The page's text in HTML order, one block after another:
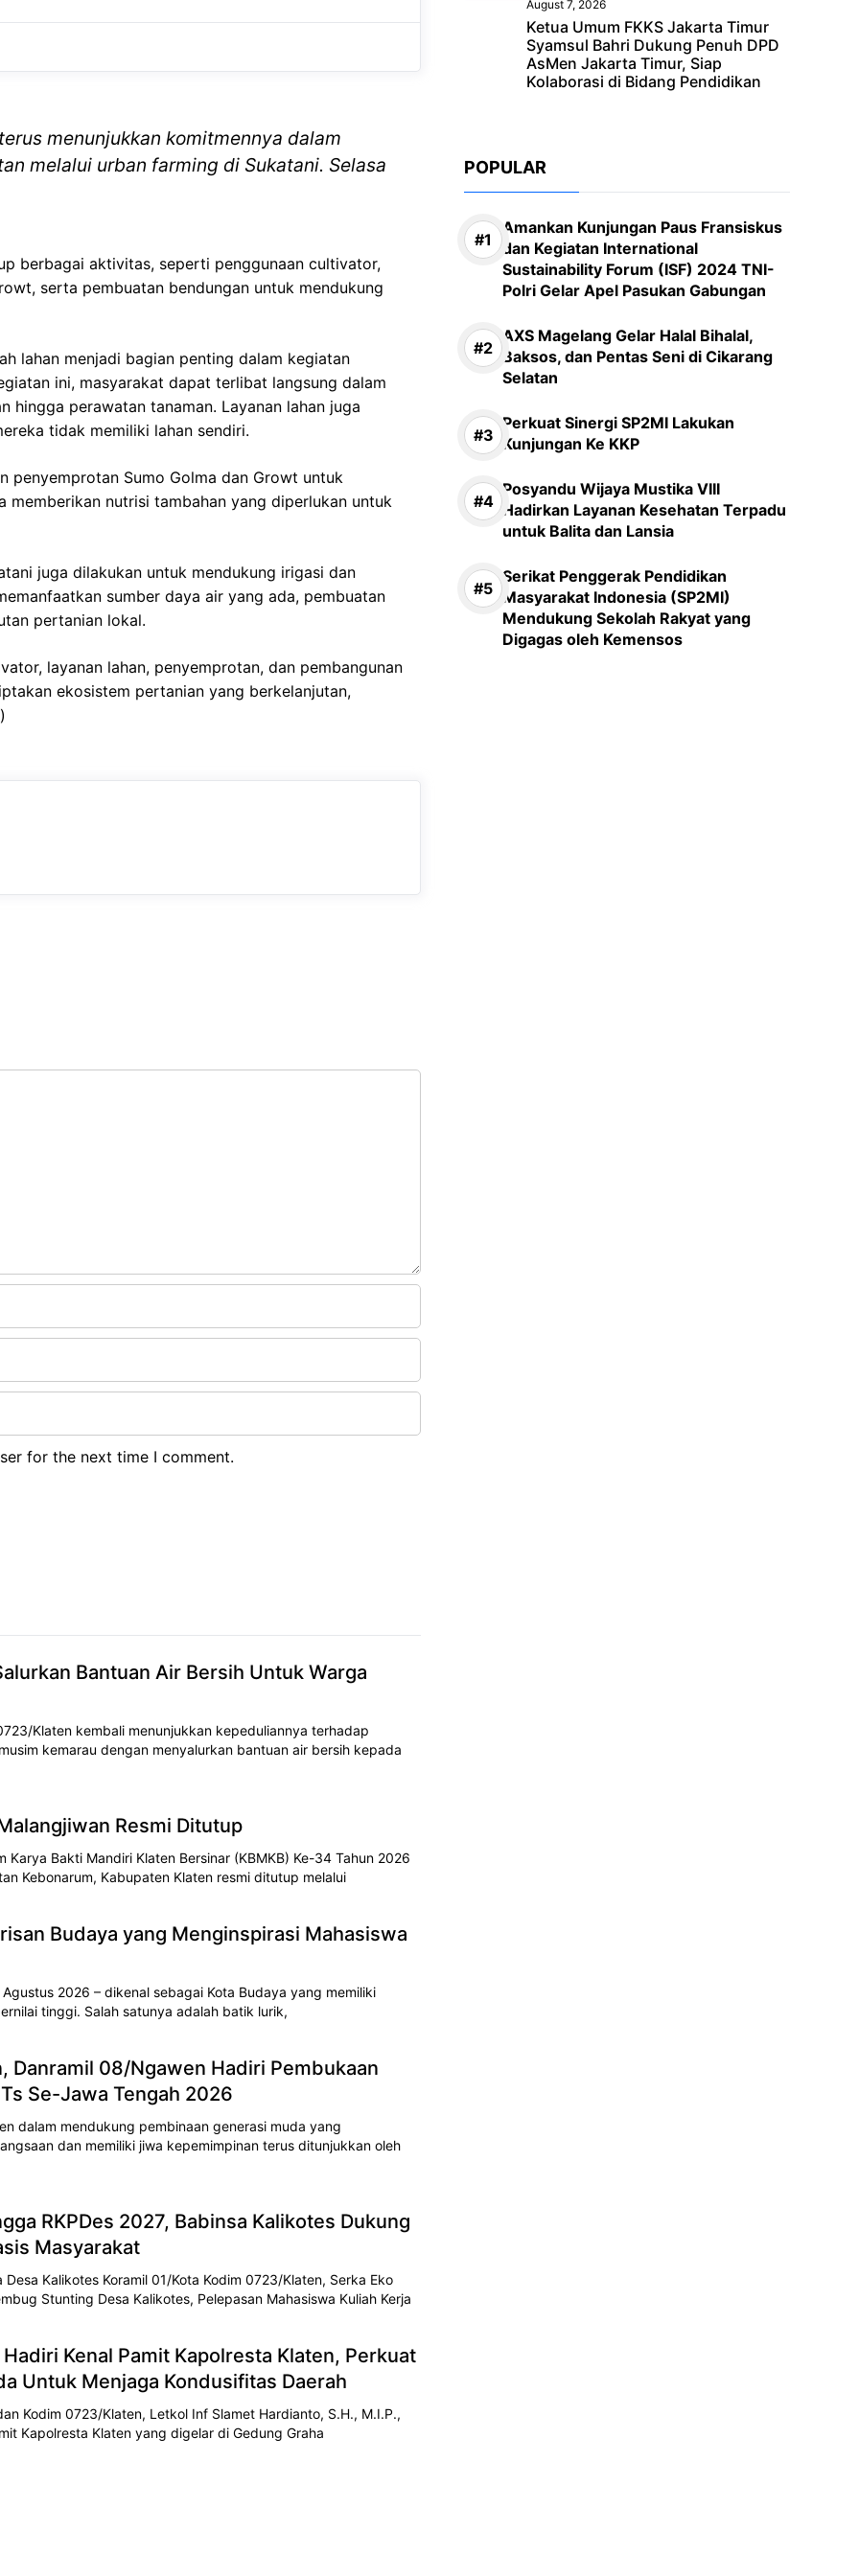
o
k
A
p
a
menunjukkan komitmennya dalam
melalui urban farming di Sukatani. Selasa
berbagai aktivitas, seperti penggunaan cultivator,
serta pembuatan bendungan untuk mendukung
lahan menjadi bagian penting dalam kegiatan
ini, masyarakat dapat terlibat langsung dalam
hingga perawatan tanaman. Layanan lahan juga
tidak memiliki lahan sendiri.
penyemprotan Sumo Golma dan Growt untuk
nutrisi tambahan yang diperlukan untuk
juga dilakukan untuk mendukung irigasi dan
sumber daya air yang ada, pembuatan
pertanian lokal.
layanan lahan, penyemprotan, dan pembangunan
ekosistem pertanian yang berkelanjutan,
for the next time I comment.
Bantuan Air Bersih Untuk Warga
Klaten kembali menunjukkan kepeduliannya terhadap
kemarau dengan menyalurkan bantuan air bersih kepada
Resmi Ditutup
Karya Bakti Mandiri Klaten Bersinar (KBMKB) Ke-34 Tahun 2026
Kebonarum, Kabupaten Klaten resmi ditutup melalui
Budaya yang Menginspirasi Mahasiswa
2026 – dikenal sebagai Kota Budaya yang memiliki
tinggi. Salah satunya adalah batik lurik,
Danramil 08/Ngawen Hadiri Pembukaan
Se-Jawa Tengah 2026
dalam mendukung pembinaan generasi muda yang
dan memiliki jiwa kepemimpinan terus ditunjukkan oleh
RKPDes 2027, Babinsa Kalikotes Dukung
Masyarakat
Desa Kalikotes Koramil 01/Kota Kodim 0723/Klaten, Serka Eko
Stunting Desa Kalikotes, Pelepasan Mahasiswa Kuliah Kerja
Kenal Pamit Kapolresta Klaten, Perkuat
Untuk Menjaga Kondusifitas Daerah
Kodim 0723/Klaten, Letkol Inf Slamet Hardianto, S.H., M.I.P.,
Kapolresta Klaten yang digelar di Gedung Graha
August 7, 2026
Ketua Umum FKKS Jakarta Timur
Syamsul Bahri Dukung Penuh DPD
AsMen Jakarta Timur, Siap
Kolaborasi di Bidang Pendidikan
POPULAR
Amankan Kunjungan Paus Fransiskus
dan Kegiatan International
Sustainability Forum (ISF) 2024 TNI-
Polri Gelar Apel Pasukan Gabungan
AXS Magelang Gelar Halal Bihalal,
Baksos, dan Pentas Seni di Cikarang
Selatan
Perkuat Sinergi SP2MI Lakukan
Kunjungan Ke KKP
Posyandu Wijaya Mustika VIII
Hadirkan Layanan Kesehatan Terpadu
untuk Balita dan Lansia
Serikat Penggerak Pendidikan
Masyarakat Indonesia (SP2MI)
Mendukung Sekolah Rakyat yang
Digagas oleh Kemensos